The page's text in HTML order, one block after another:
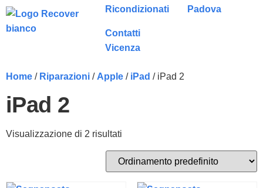
Ricondizionati
Padova
Contatti
Vicenza
Home / Riparazioni / Apple / iPad / iPad 2
iPad 2
Visualizzazione di 2 risultati